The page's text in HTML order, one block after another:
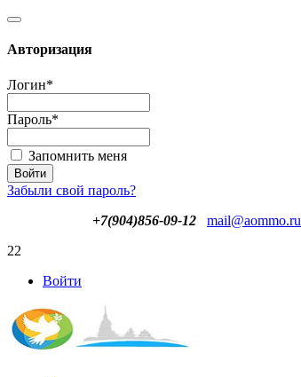
Авторизация
Логин*
Пароль*
Запомнить меня
Забыли свой пароль?
+7(904)856-09-12
mail@aommo.ru
22
Войти